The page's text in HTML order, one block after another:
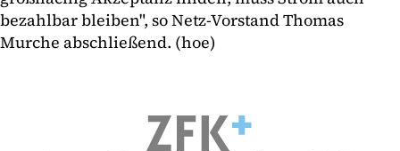
bezahlbar bleiben", so Netz-Vorstand Thomas
Murche abschließend. (hoe)